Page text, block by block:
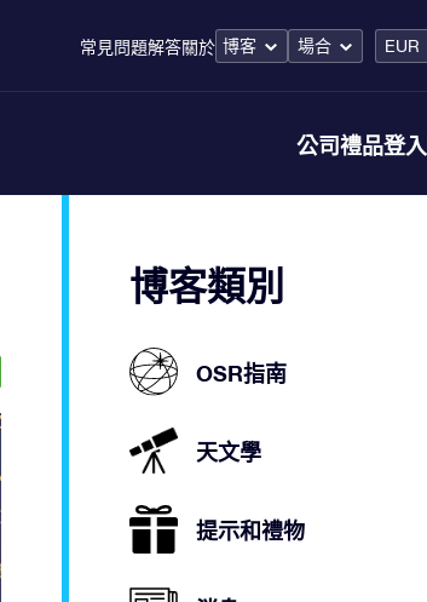
常見問題解答關於 博客 場合 EUR
公司禮品登入
博客類別
OSR指南
天文學
提示和禮物